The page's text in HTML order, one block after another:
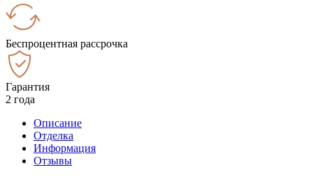
Беспроцентная рассрочка
Гарантия
2 года
Описание
Отделка
Информация
Отзывы